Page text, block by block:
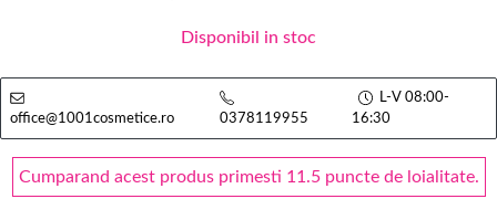
Disponibil in stoc
office@1001cosmetice.ro 0378119955
L-V 08:00-
16:30
Cumparand acest produs primesti 11.5 puncte de loialitate.